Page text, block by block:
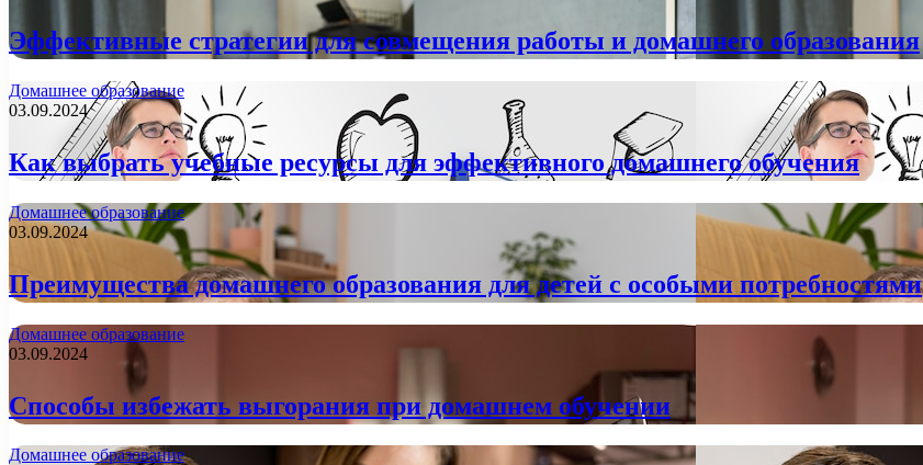
Эффективные стратегии для совмещения работы и домашнего образования
Домашнее образование
03.09.2024
Как выбрать учебные ресурсы для эффективного домашнего обучения
Домашнее образование
03.09.2024
Преимущества домашнего образования для детей с особыми потребностями
Домашнее образование
03.09.2024
Способы избежать выгорания при домашнем обучении
Домашнее образование